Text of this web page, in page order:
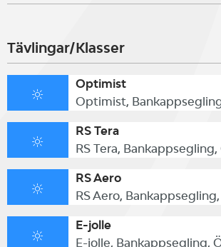
vind avgör
Anmälan i Sailarena
november (200 kr) eller
den 2 december (300 kr).
VÄLKOMNA!
Tävlingar/Klasser
Optimist
Optimist,
RS Tera
RS Tera,
RS Aero
RS Aero,
E-jolle
E-jolle, Bankappsegling,